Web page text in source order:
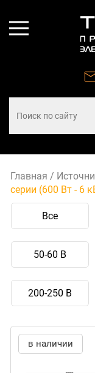
Главная /
серии (600 Вт - 6
Все
50-60 В
200-250 В
в наличии